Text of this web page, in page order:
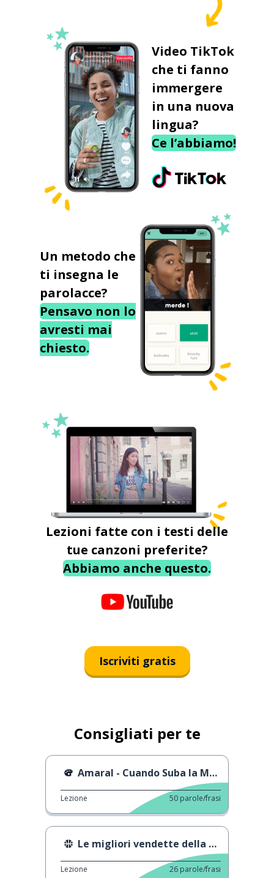
Video TikTok
che ti fanno
immergere
in una nuova
lingua?
Ce l’abbiamo!
Un metodo che
ti insegna le
parolacce?
Pensavo non lo
avresti mai
chiesto.
Lezioni fatte con i testi delle
tue canzoni preferite?
Abbiamo anche questo.
Iscriviti gratis
Consigliati per te
Amaral - Cuando Suba la Marea
Lezione 50 parole/frasi
Le migliori vendette della NBA
Lezione 26 parole/frasi